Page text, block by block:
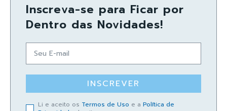
Inscreva-se para Ficar por
Dentro das Novidades!
INSCREVER
Li e aceito os Termos de Uso e a Política de